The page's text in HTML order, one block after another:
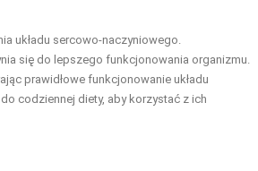
układu sercowo-naczyniowego.
się do lepszego funkcjonowania organizmu.
prawidłowe funkcjonowanie układu
codziennej diety, aby korzystać z ich